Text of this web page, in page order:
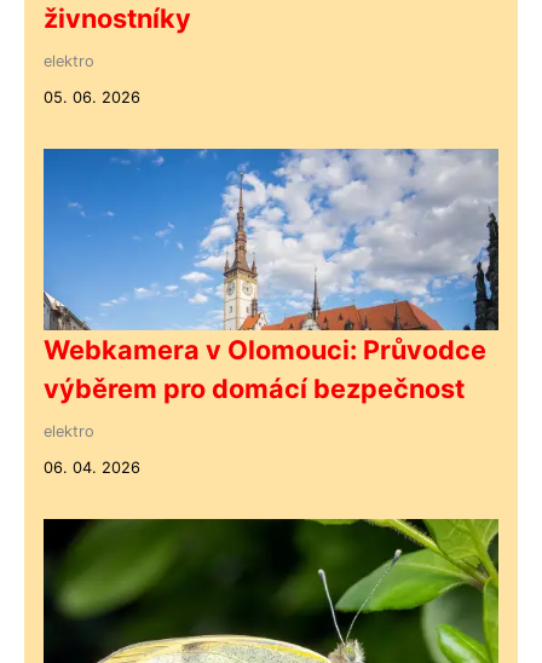
živnostníky
elektro
05. 06. 2026
Webkamera v Olomouci: Průvodce
výběrem pro domácí bezpečnost
elektro
06. 04. 2026